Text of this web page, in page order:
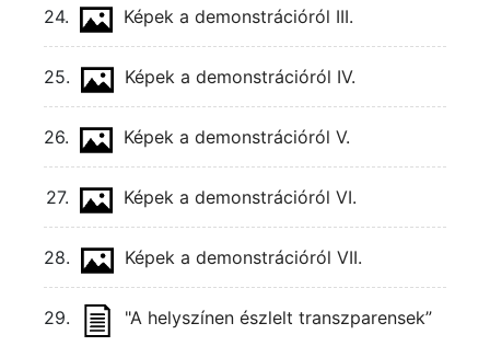
24. Képek a demonstrációról III.
25. Képek a demonstrációról IV.
26. Képek a demonstrációról V.
27. Képek a demonstrációról VI.
28. Képek a demonstrációról VII.
29. "A helyszínen észlelt transzparensek”